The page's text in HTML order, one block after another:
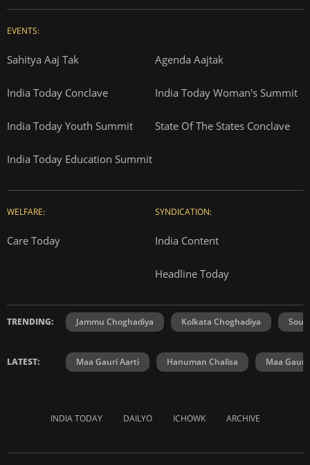
EVENTS:
Sahitya Aaj Tak Agenda Aajtak
India Today Conclave India Today Woman's Summit
India Today Youth Summit State Of The States Conclave
India Today Education Summit
WELFARE:
Care Today
SYNDICATION:
India Content
Headline Today
TRENDING: Jammu Choghadiya Kolkata Choghadiya
LATEST: Maa Gauri Aarti Hanuman Chalisa Maa Gauri
INDIA TODAY DAILYO ICHOWK ARCHIVE